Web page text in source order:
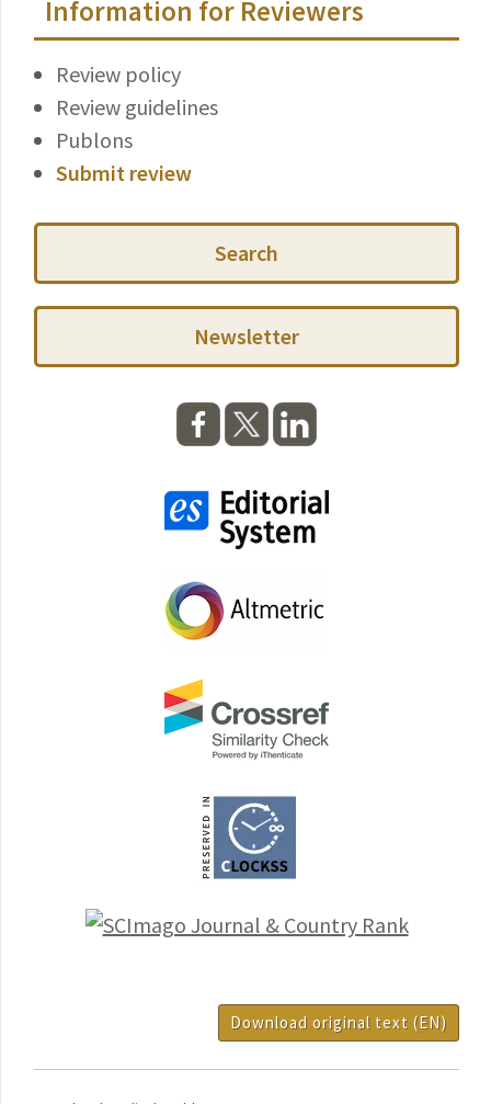
Information for Reviewers
Review policy
Review guidelines
Publons
Submit review
Search
Newsletter
Download original text (EN)